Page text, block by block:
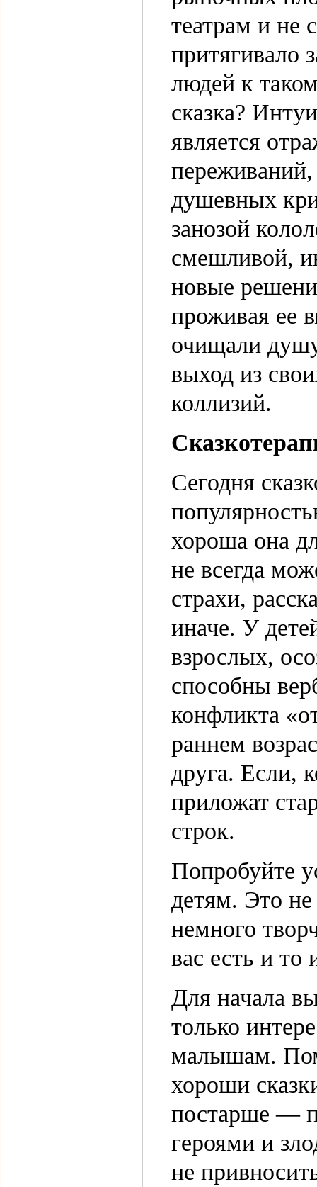
театрам и не
притягивало
людей к
сказка?
является
душевных
занозой
смешливой,
новые
проживая ее
очищали
выход из
коллизий.
Сегодня
хороша она
не всегда
страхи,
иначе. У
взрослых,
способны
конфликта
раннем
друга. Если,
приложат
строк.
Попробуйте
детям. Это
немного
вас есть и то
Для начала
только
малышам.
хороши
постарше —
героями и
не